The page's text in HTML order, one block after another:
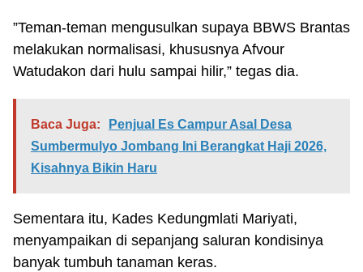
”Teman-teman mengusulkan supaya BBWS Brantas
melakukan normalisasi, khususnya Afvour
Watudakon dari hulu sampai hilir,” tegas dia.
Baca Juga:
Penjual Es Campur Asal Desa
Sumbermulyo Jombang Ini Berangkat Haji 2026,
Kisahnya Bikin Haru
Sementara itu, Kades Kedungmlati Mariyati,
menyampaikan di sepanjang saluran kondisinya
banyak tumbuh tanaman keras.